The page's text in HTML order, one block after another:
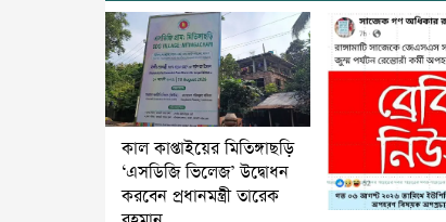
কাল কাপ্তাইয়ের মিতিঙ্গাছড়ি
‘এসডিজি ভিলেজ’ উদ্বোধন
করবেন প্রধানমন্ত্রী তারেক